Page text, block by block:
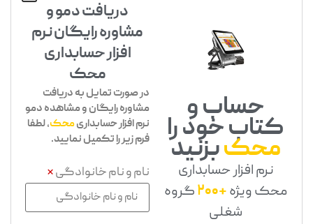
حساب و
کتاب خود را
محکبزنید
نرم افزار حسابداری
محک ویژه+200
گروه
شغلی
دریافت دمو و
مشاوره رایگان نرم
افزار حسابداری
محک
در صورت تمایل به دریافت
مشاوره رایگان و مشاهده دمو
نرم افزار حسابداریمحک، لطفا
فرم زیر را تکمیل نمایید.
نام و نام خانوادگی*